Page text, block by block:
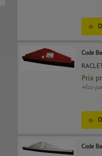
Code
Prix
+Éco-
Code